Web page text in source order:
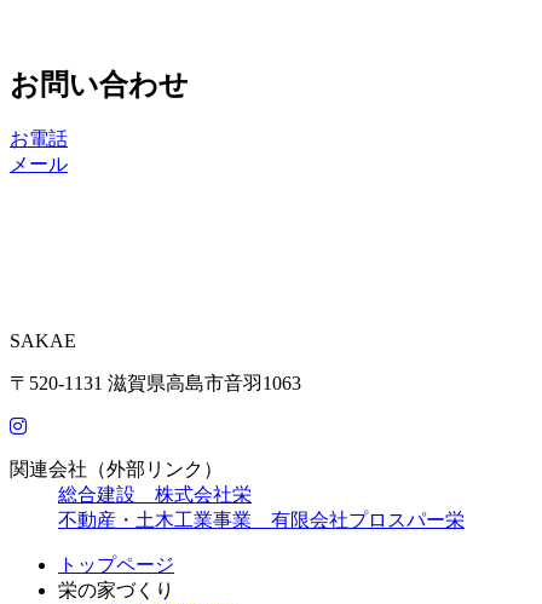
お問い合わせ
お電話
メール
SAKAE
〒520-1131 滋賀県高島市音羽1063
関連会社（外部リンク）
総合建設 株式会社栄
不動産・土木工業事業 有限会社プロスパー栄
トップページ
栄の家づくり